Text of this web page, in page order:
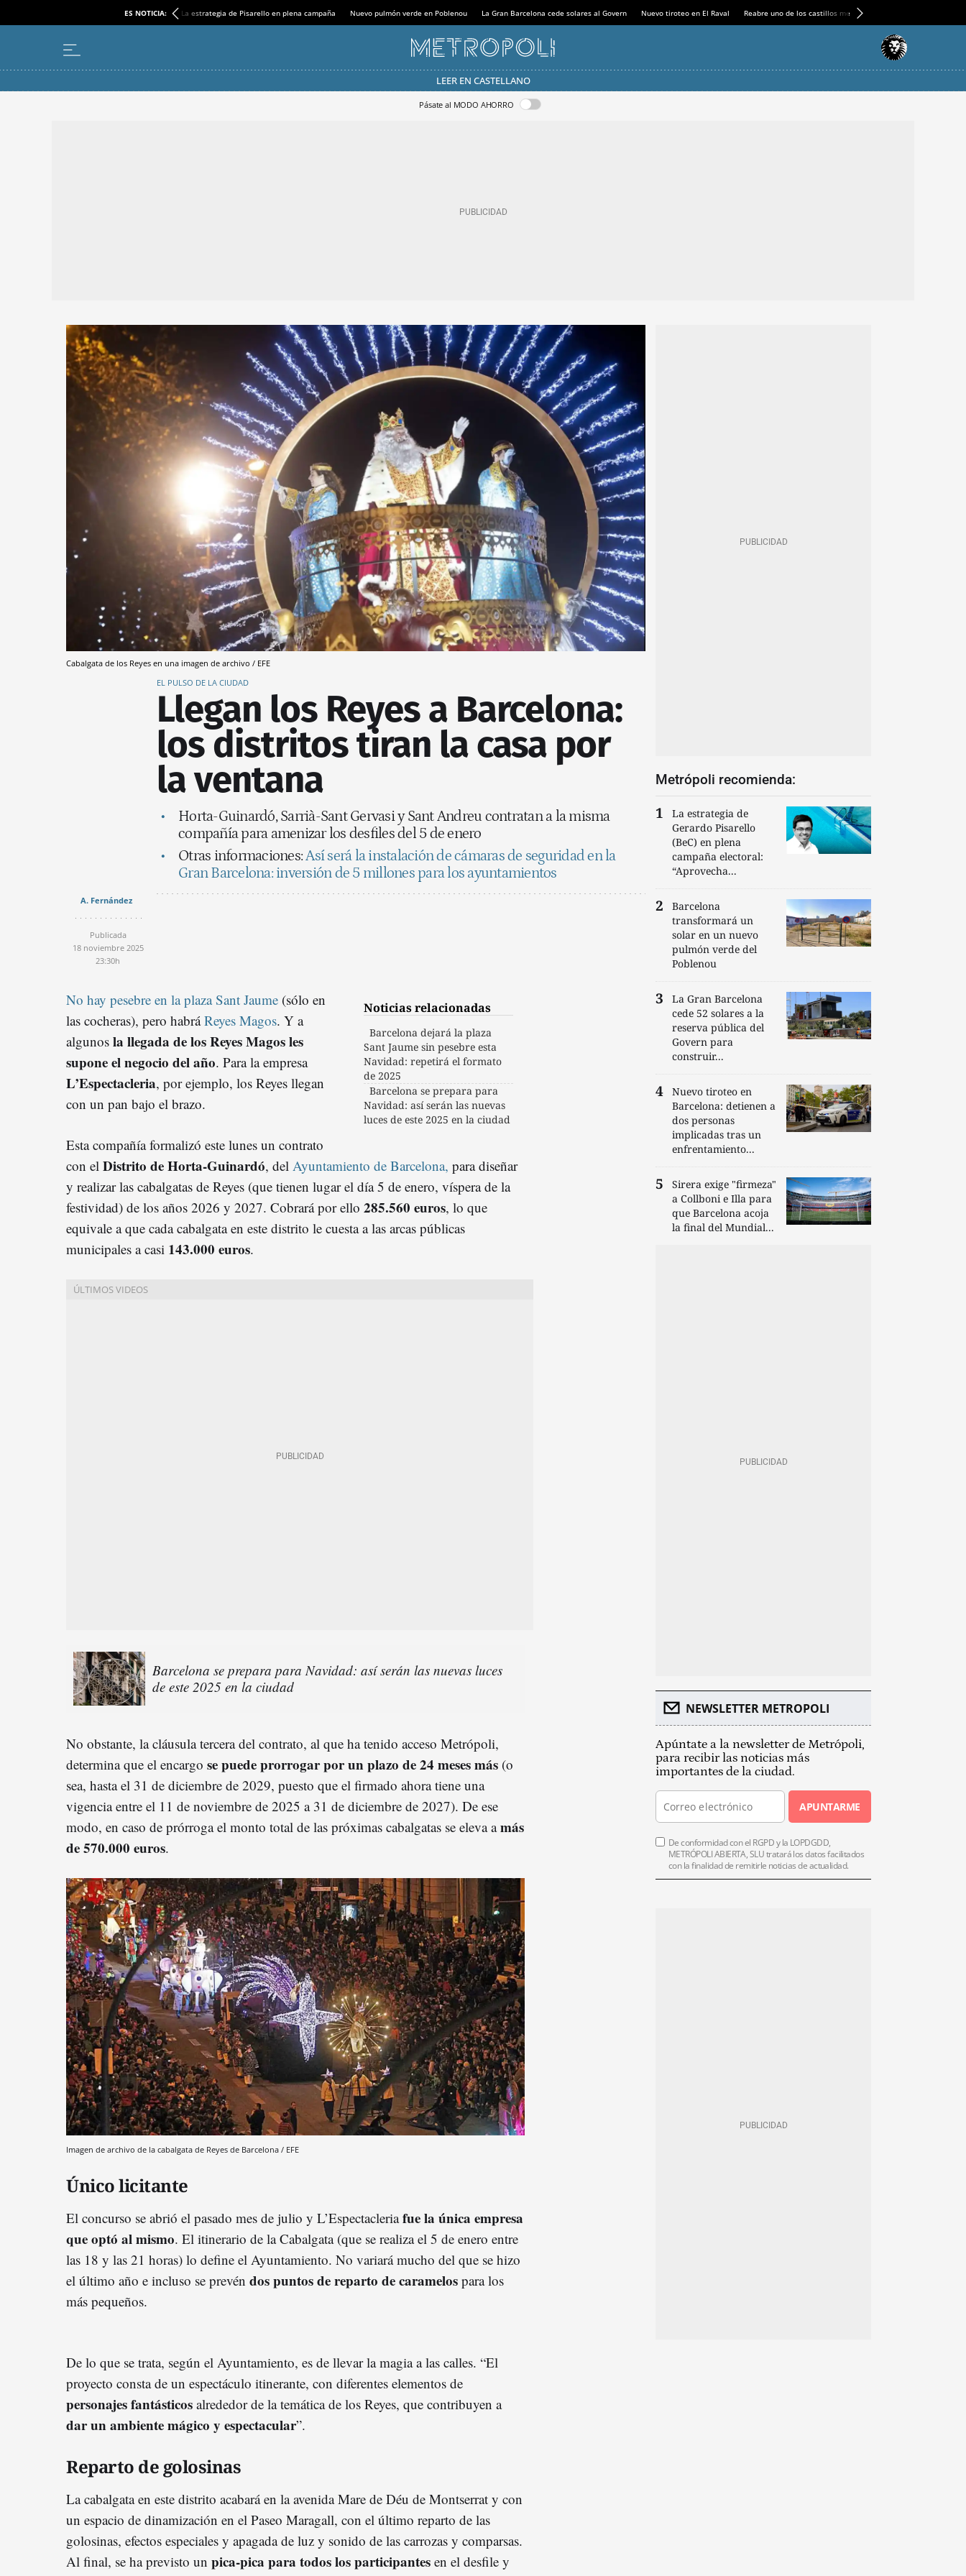
ES NOTICIA: La estrategia de Pisarello en plena campaña Nuevo pulmón verde en Poblenou La Gran Barcelona cede solares al Govern Nuevo tiroteo en El Raval Reabre uno de los castillos medievales más espectaculares
LEER EN CASTELLANO
Pásate al MODO AHORRO
Cabalgata de los Reyes en una imagen de archivo / EFE
EL PULSO DE LA CIUDAD
Llegan los Reyes a Barcelona:
los distritos tiran la casa por
la ventana
Horta-Guinardó, Sarrià-Sant Gervasi y Sant Andreu contratan a la misma
compañía para amenizar los desfiles del 5 de enero
Otras informaciones:Así será la instalación de cámaras de seguridad en la
Gran Barcelona: inversión de 5 millones para los ayuntamientos
A. Fernández
Publicada
18 noviembre 2025
23:30h
Noticias relacionadas
Barcelona dejará la plaza
Sant Jaume sin pesebre esta
Navidad: repetirá el formato
de 2025
Barcelona se prepara para
Navidad: así serán las nuevas
luces de este 2025 en la ciudad
No hay pesebre en la plaza Sant Jaume (sólo en
las cocheras), pero habráReyes Magos. Y a
algunos la llegada de los Reyes Magos les
supone el negocio del año. Para la empresa
L’Espectacleria, por ejemplo, los Reyes llegan
con un pan bajo el brazo.
Esta compañía formalizó este lunes un contrato
con el Distrito de Horta-Guinardó, del Ayuntamiento de Barcelona, para diseñar
y realizar las cabalgatas de Reyes (que tienen lugar el día 5 de enero, víspera de la
festividad) de los años 2026 y 2027. Cobrará por ello 285.560 euros, lo que
equivale a que cada cabalgata en este distrito le cuesta a las arcas públicas
municipales a casi 143.000 euros.
Barcelona se prepara para Navidad: así serán las nuevas luces
de este 2025 en la ciudad
No obstante, la cláusula tercera del contrato, al que ha tenido acceso Metrópoli,
determina que el encargo se puede prorrogar por un plazo de 24 meses más (o
sea, hasta el 31 de diciembre de 2029, puesto que el firmado ahora tiene una
vigencia entre el 11 de noviembre de 2025 a 31 de diciembre de 2027). De ese
modo, en caso de prórroga el monto total de las próximas cabalgatas se eleva amás
de 570.000 euros.
Imagen de archivo de la cabalgata de Reyes de Barcelona / EFE
Único licitante
El concurso se abrió el pasado mes de julio y L’Espectacleriafue la única empresa
que optó al mismo. El itinerario de la Cabalgata (que se realiza el 5 de enero entre
las 18 y las 21 horas) lo define el Ayuntamiento. No variará mucho del que se hizo
el último año e incluso se prevén dos puntos de reparto de caramelos para los
más pequeños.
De lo que se trata, según el Ayuntamiento, es de llevar la magia a las calles. “El
proyecto consta de un espectáculo itinerante, con diferentes elementos de
personajes fantásticos alrededor de la temática de los Reyes, que contribuyen a
dar un ambiente mágico y espectacular”.
Reparto de golosinas
La cabalgata en este distrito acabará en la avenida Mare de Déu de Montserrat y con
un espacio de dinamización en el Paseo Maragall, con el último reparto de las
golosinas, efectos especiales y apagada de luz y sonido de las carrozas y comparsas.
Al final, se ha previsto un pica-pica para todos los participantes en el desfile y
Metrópoli recomienda:
La estrategia de
Gerardo Pisarello
(BeC) en plena
campaña electoral:
“Aprovecha...
Barcelona
transformará un
solar en un nuevo
pulmón verde del
Poblenou
La Gran Barcelona
cede 52 solares a la
reserva pública del
Govern para
construir...
Nuevo tiroteo en
Barcelona: detienen a
dos personas
implicadas tras un
enfrentamiento...
Sirera exige "firmeza"
a Collboni e Illa para
que Barcelona acoja
la final del Mundial...
NEWSLETTER METROPOLI
Apúntate a la newsletter de Metrópoli,
para recibir las noticias más
importantes de la ciudad.
APUNTARME
De conformidad con el RGPD y la LOPDGDD,
METRÓPOLI ABIERTA, SLU tratará los datos facilitados
con la finalidad de remitirle noticias de actualidad.